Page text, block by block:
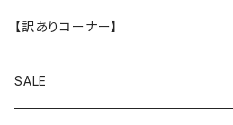
XLサイズ
レジームラム
メンテナンスラム（大粒 小粒）
小物
スマホショルダー
【訳ありコーナー】
SALE